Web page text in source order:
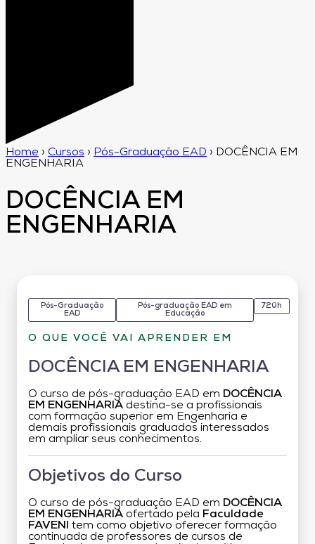
Home › Cursos › Pós-Graduação EAD › DOCÊNCIA EM
ENGENHARIA
DOCÊNCIA EM
ENGENHARIA
Pós-Graduação
EAD
Pós-graduação EAD em
Educação
720h
O QUE VOCÊ VAI APRENDER EM
DOCÊNCIA EM ENGENHARIA
O curso de pós-graduação EAD em DOCÊNCIA
EM ENGENHARIA destina-se a profissionais
com formação superior em Engenharia e
demais profissionais graduados interessados
em ampliar seus conhecimentos.
Objetivos do Curso
O curso de pós-graduação EAD em DOCÊNCIA
EM ENGENHARIA ofertado pela Faculdade
FAVENI
tem como objetivo oferecer formação
continuada de professores de cursos de